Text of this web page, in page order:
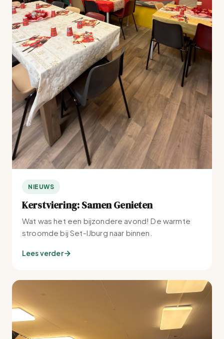
NIEUWS
Kerstviering: Samen Genieten
Wat was het een bijzondere avond! De warmte
stroomde bij Set-IJburg naar binnen.
Lees verder